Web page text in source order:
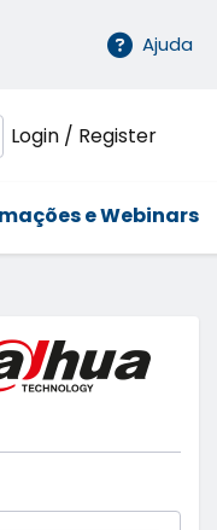
Ajuda
Login / Register
e Webinars